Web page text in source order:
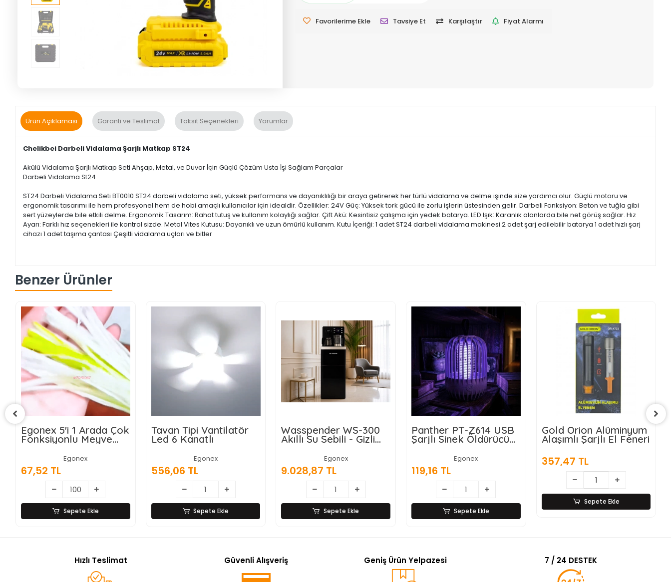
Favorilerime Ekle Tavsiye Et Karşılaştır Fiyat Alarmı
Ürün Açıklaması Garanti ve Teslimat Taksit Seçenekleri Yorumlar
Chelikbei Darbeli Vidalama Şarjlı Matkap ST24
Akülü Vidalama Şarjlı Matkap Seti Ahşap, Metal, ve Duvar İçin Güçlü Çözüm Usta İşi Sağlam Parçalar
Darbeli Vidalama St24
ST24 Darbeli Vidalama Seti BT0010 ST24 darbeli vidalama seti, yüksek performans ve dayanıklılığı bir araya getirerek her türlü vidalama ve delme işinde size yardımcı olur. Güçlü motoru ve
ergonomik tasarımı ile hem profesyonel hem de hobi amaçlı kullanıcılar için idealdir. Özellikler: 24V Güç: Yüksek tork gücü ile zorlu işlerin üstesinden gelir. Darbeli Fonksiyon: Beton ve tuğla gibi
sert yüzeylerde bile etkili delme. Ergonomik Tasarım: Rahat tutuş ve kullanım kolaylığı sağlar. Çift Akü: Kesintisiz çalışma için yedek batarya. LED Işık: Karanlık alanlarda bile net görüş sağlar. Hız
Ayarı: Farklı hız seçenekleri ile kontrol sizde. Metal Vites Kutusu: Dayanıklı ve uzun ömürlü kullanım. Kutu İçeriği: 1 adet ST24 darbeli vidalama makinesi 2 adet şarj edilebilir batarya 1 adet hızlı şarj
cihazı 1 adet taşıma çantası Çeşitli vidalama uçları ve bitler
Benzer Ürünler
Çok
Ahşap
Çelik
Tavan Tipi Vantilatör
Led 6 Kanatlı
Wasspender WS-300
Akıllı Su Sebili - Gizli
Dokunmatik Ekran
9.028,87 TL
Panther PT-Z614 USB
Şarjlı Sinek Öldürücü
119,16 TL
Gold Orion Alüminyum
Alaşımlı Şarjlı El Feneri
357,47 TL
Sepete Ekle
Matematik İşlem
Rulosu (Tek İşlem
Seçenekli)
39,72 TL
Sepete Ekle
Hızlı Teslimat Güvenli Alışveriş Geniş Ürün Yelpazesi 7 / 24 DESTEK